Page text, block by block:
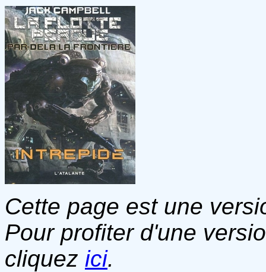
Cette page est une
Pour profiter d'une
cliquez ici.